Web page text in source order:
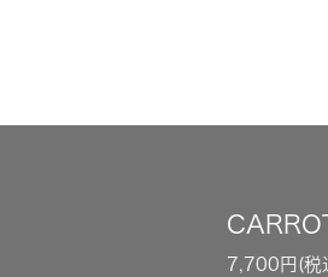
7,700円(税